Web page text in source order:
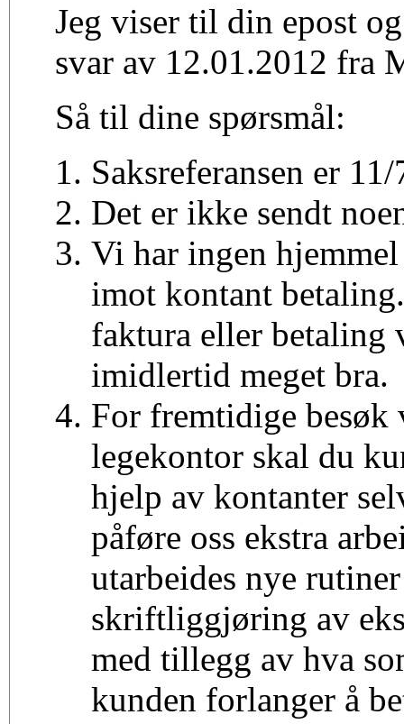
Jeg viser til din epost
svar av 12.01.2012 fra
Så til dine spørsmål:
Saksreferansen er
Det er ikke sendt
Vi har ingen
imot kontant
faktura eller betaling
imidlertid meget bra.
For fremtidige besøk
legekontor skal du
hjelp av kontanter
påføre oss ekstra
utarbeides nye
skriftliggjøring av
med tillegg av hva
kunden forlanger å